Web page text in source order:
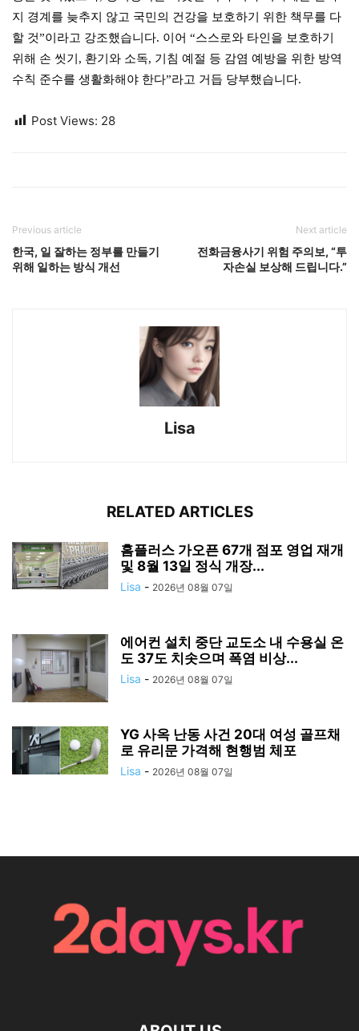
지 경계를 늦추지 않고 국민의 건강을 보호하기 위한 책무를 다
할 것”이라고 강조했습니다. 이어 “스스로와 타인을 보호하기
위해 손 씻기, 환기와 소독, 기침 예절 등 감염 예방을 위한 방역
수칙 준수를 생활화해야 한다”라고 거듭 당부했습니다.
Post Views: 28
Previous article
한국, 일 잘하는 정부를 만들기
위해 일하는 방식 개선
Next article
전화금융사기 위험 주의보, “투
자손실 보상해 드립니다.”
Lisa
RELATED ARTICLES
홈플러스 가오픈 67개 점포 영업 재개
및 8월 13일 정식 개장...
Lisa - 2026년 08월 07일
에어컨 설치 중단 교도소 내 수용실 온
도 37도 치솟으며 폭염 비상...
Lisa - 2026년 08월 07일
YG 사옥 난동 사건 20대 여성 골프채
로 유리문 가격해 현행범 체포
Lisa - 2026년 08월 07일